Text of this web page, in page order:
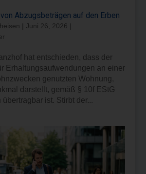
Abzugsbeträgen auf den Erben
Juni 26, 2026
hat entschieden, dass der
Erhaltungsaufwendungen an einer
genutzten Wohnung,
darstellt, gemäß § 10f EStG
ist. Stirbt der...